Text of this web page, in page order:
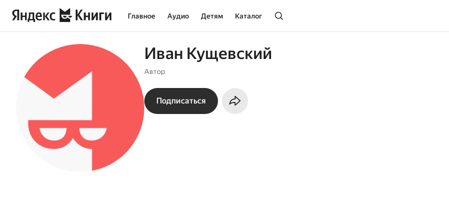
Главное Аудио Детям Каталог
Иван Кущевский
Автор
Подписаться